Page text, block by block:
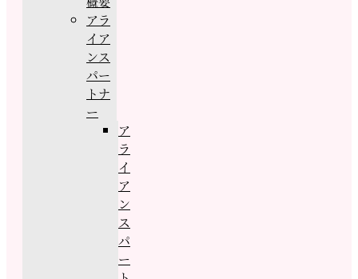
アラ
イア
ンス
パー
トナ
ー
ア
ラ
イ
ア
ン
ス
パ
ー